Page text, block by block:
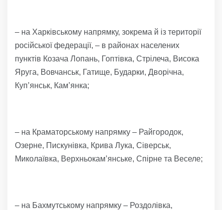
– на Харківському напрямку, зокрема й із території
російської федерації, – в районах населених
пунктів Козача Лопань, Гоптівка, Стрілеча, Висока
Яруга, Вовчанськ, Гатище, Бударки, Дворічна,
Куп’янськ, Кам’янка;
– на Краматорському напрямку – Райгородок,
Озерне, Пискунівка, Крива Лука, Сіверськ,
Миколаївка, Верхньокам’янське, Спірне та Веселе;
– на Бахмутському напрямку – Роздолівка,